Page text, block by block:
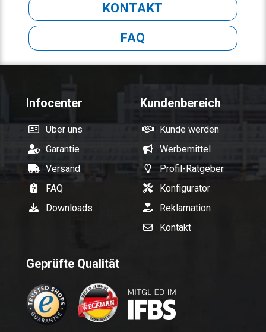
KONTAKT
FAQ
Infocenter
Über uns
Garantie
Versand
FAQ
Downloads
Kundenbereich
Kunde werden
Werbemittel
Profil-Ratgeber
Konfigurator
Reklamation
Kontakt
Geprüfte Qualität